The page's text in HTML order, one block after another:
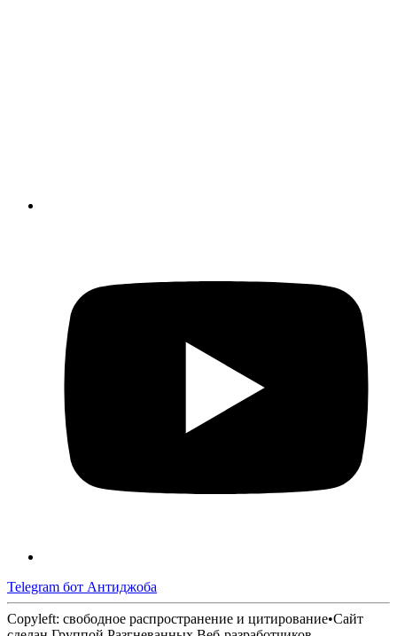
Telegram бот Антиджоба
Copyleft: свободное распространение и цитирование•Сайт